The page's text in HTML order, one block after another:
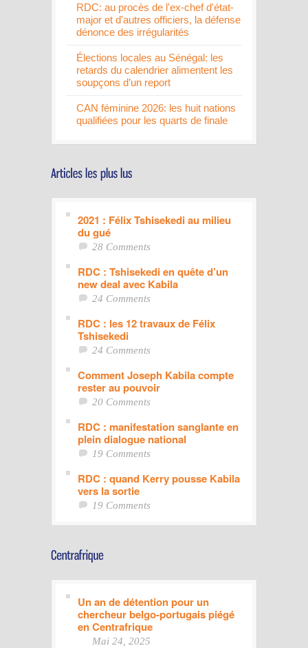
RDC: au procès de l'ex-chef d'état-
major et d'autres officiers, la défense
dénonce des irrégularités
Élections locales au Sénégal: les
retards du calendrier alimentent les
soupçons d’un report
CAN féminine 2026: les huit nations
qualifiées pour les quarts de finale
2021 : Félix Tshisekedi au milieu
du gué
28 Comments
RDC : Tshisekedi en quête d’un
new deal avec Kabila
24 Comments
RDC : les 12 travaux de Félix
Tshisekedi
24 Comments
Comment Joseph Kabila compte
rester au pouvoir
20 Comments
RDC : manifestation sanglante en
plein dialogue national
19 Comments
RDC : quand Kerry pousse Kabila
vers la sortie
19 Comments
Un an de détention pour un
chercheur belgo-portugais piégé
en Centrafrique
Mai 24, 2025